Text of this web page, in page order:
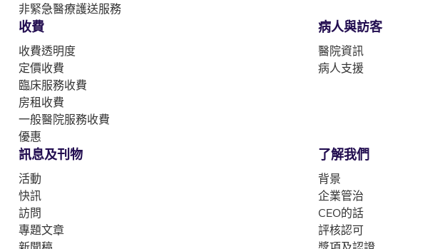
非緊急醫療護送服務
收費
收費透明度
定價收費
臨床服務收費
房租收費
一般醫院服務收費
優惠
病人與訪客
醫院資訊
病人支援
訊息及刊物
活動
快訊
訪問
專題文章
了解我們
背景
企業管治
CEO的話
評核認可